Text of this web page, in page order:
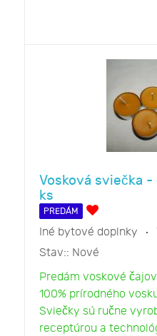
Vosková sviečka
ks
PREDÁM
Iné bytové doplnky
Stav:: Nové
Predám voskové
100% prírodného
Sviečky sú ručne
receptúrou a